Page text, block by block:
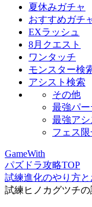
夏休みガチャ
おすすめガチ
EXラッシュ
8月クエスト
ワンタッチ
モンスター検
アシスト検索
その他
最強パー
最強アシ
フェス限
GameWith
パズドラ攻略TOP
試練進化のやり方
試練ヒノカグツチ